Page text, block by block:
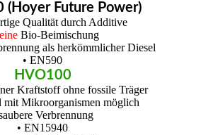
(Hoyer Future Power)
Qualität durch Additive
Bio-Beimischung
als herkömmlicher Diesel
• EN590
HVO100
Kraftstoff ohne fossile Träger
mit Mikroorganismen möglich
Verbrennung
• EN15940